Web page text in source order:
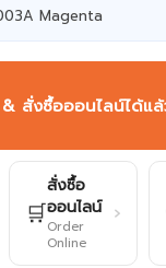
Magenta
& สั่งซื้อออนไลน์ได้
🛒
สั่งซื้อ
ออนไลน์
Order
Online
›